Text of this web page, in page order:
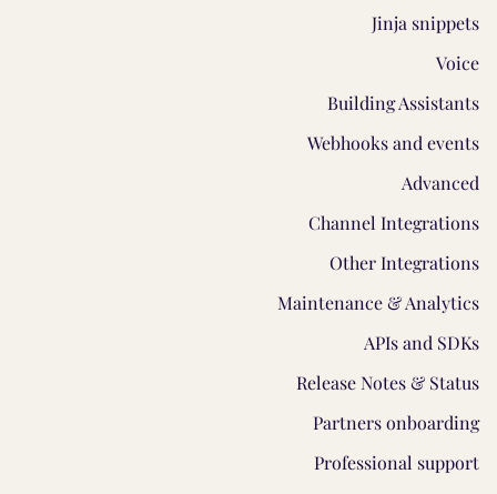
Jinja snippets
Voice
Building Assistants
Webhooks and events
Advanced
Channel Integrations
Other Integrations
Maintenance & Analytics
APIs and SDKs
Release Notes & Status
Partners onboarding
Professional support